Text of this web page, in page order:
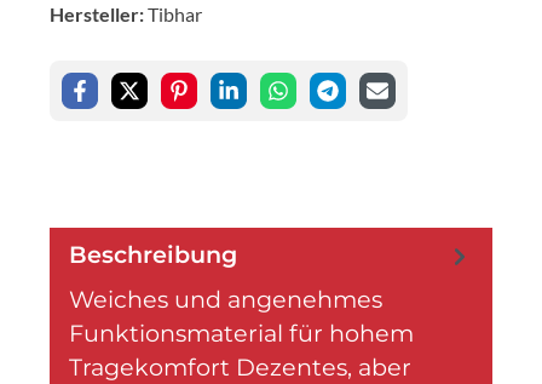
Hersteller:Tibhar
Beschreibung
Weiches und angenehmes
Funktionsmaterial für hohem
Tragekomfort Dezentes, aber